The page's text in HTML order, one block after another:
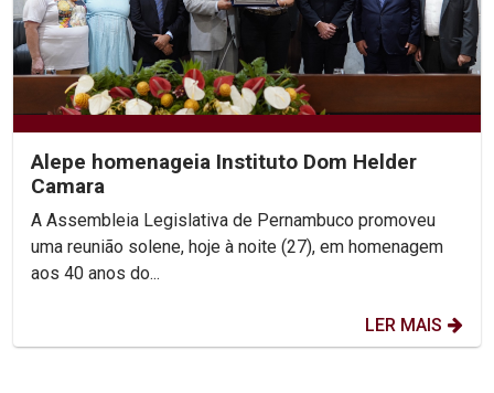
Alepe homenageia Instituto Dom Helder
Camara
A Assembleia Legislativa de Pernambuco promoveu
uma reunião solene, hoje à noite (27), em homenagem
aos 40 anos do...
LER MAIS